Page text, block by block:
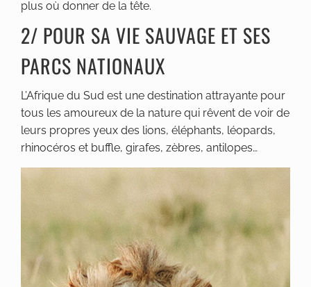
plus où donner de la tête.
2/ POUR SA VIE SAUVAGE ET SES
PARCS NATIONAUX
L’Afrique du Sud est une destination attrayante pour
tous les amoureux de la nature qui rêvent de voir de
leurs propres yeux des lions, éléphants, léopards,
rhinocéros et buffle, girafes, zèbres, antilopes…